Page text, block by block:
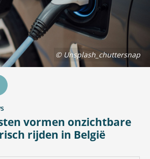
vormen onzichtbare
rijden in België
© Unsplash_chuttersnap